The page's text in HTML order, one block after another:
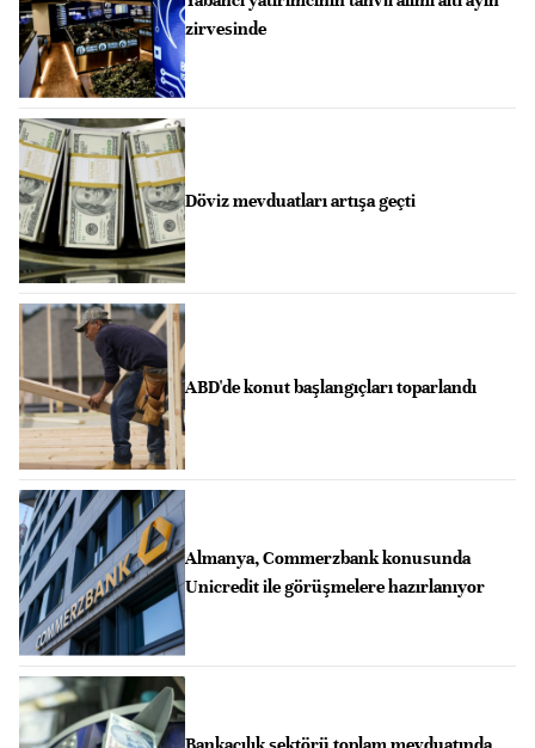
zirvesinde
Döviz mevduatları artışa geçti
ABD'de konut başlangıçları toparlandı
Almanya, Commerzbank konusunda
Unicredit ile görüşmelere hazırlanıyor